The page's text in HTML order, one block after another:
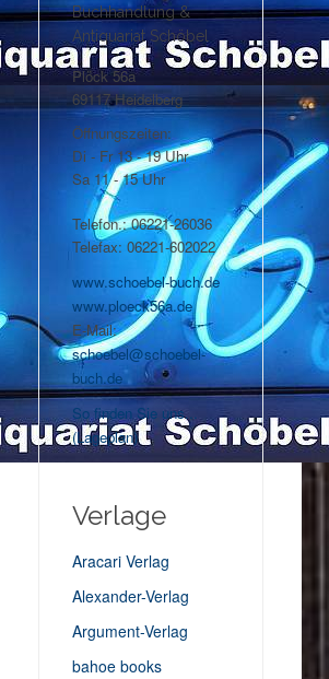
Buchhandlung &
Antiquariat Schöbel
Plöck 56a
69117 Heidelberg
Öffnungszeiten:
Di - Fr 13 - 19 Uhr
Sa 11 - 15 Uhr
Telefon.: 06221-26036
Telefax: 06221-602022
www.schoebel-buch.de
www.ploeck56a.de
E-Mail:
schoebel@schoebel-
buch.de
So finden Sie uns...
(Lageplan)
Verlage
Aracari Verlag
Alexander-Verlag
Argument-Verlag
bahoe books